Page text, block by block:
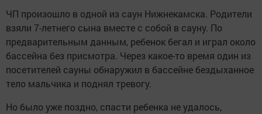
ЧП произошло в одной из саун Нижнекамска. Родители
взяли 7-летнего сына вместе с собой в сауну. По
предварительным данным, ребенок бегал и играл около
бассейна без присмотра. Через какое-то время один из
посетителей сауны обнаружил в бассейне бездыханное
тело мальчика и поднял тревогу.
Но было уже поздно, спасти ребенка не удалось,